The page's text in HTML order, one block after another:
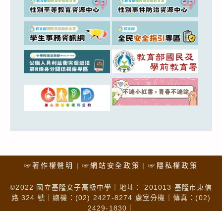
☞著作權聲明 ☞網站安全政策 ☞隱私權政策
©2022 國立基隆女子高級中學｜地址： 201013 基隆市東信
路 324 號｜總機：(02) 2427-8274 處室分機｜傳真：(02)
2429-1830｜